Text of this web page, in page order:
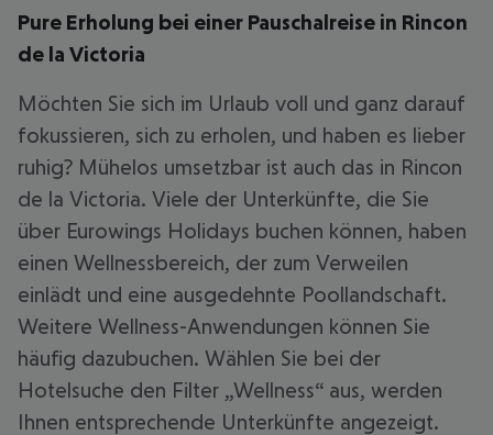
Pure Erholung bei einer Pauschalreise in Rincon
de la Victoria
Möchten Sie sich im Urlaub voll und ganz darauf
fokussieren, sich zu erholen, und haben es lieber
ruhig? Mühelos umsetzbar ist auch das in Rincon
de la Victoria. Viele der Unterkünfte, die Sie
über Eurowings Holidays buchen können, haben
einen Wellnessbereich, der zum Verweilen
einlädt und eine ausgedehnte Poollandschaft.
Weitere Wellness-Anwendungen können Sie
häufig dazubuchen. Wählen Sie bei der
Hotelsuche den Filter „Wellness“ aus, werden
Ihnen entsprechende Unterkünfte angezeigt.